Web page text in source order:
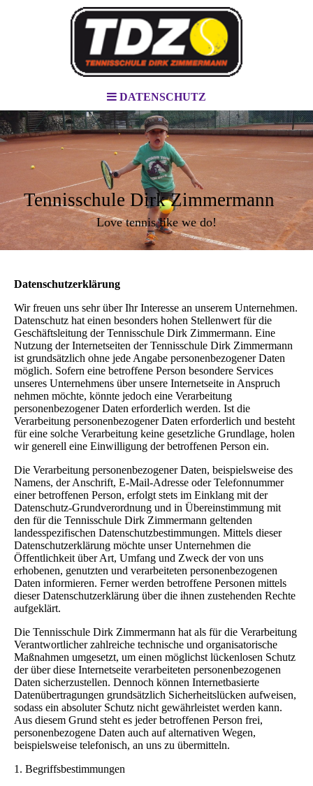
DATENSCHUTZ
Tennisschule Dirk Zimmermann
Love tennis like we do!
Datenschutzerklärung
Wir freuen uns sehr über Ihr Interesse an unserem Unternehmen.
Datenschutz hat einen besonders hohen Stellenwert für die
Geschäftsleitung der Tennisschule Dirk Zimmermann. Eine
Nutzung der Internetseiten der Tennisschule Dirk Zimmermann
ist grundsätzlich ohne jede Angabe personenbezogener Daten
möglich. Sofern eine betroffene Person besondere Services
unseres Unternehmens über unsere Internetseite in Anspruch
nehmen möchte, könnte jedoch eine Verarbeitung
personenbezogener Daten erforderlich werden. Ist die
Verarbeitung personenbezogener Daten erforderlich und besteht
für eine solche Verarbeitung keine gesetzliche Grundlage, holen
wir generell eine Einwilligung der betroffenen Person ein.
Die Verarbeitung personenbezogener Daten, beispielsweise des
Namens, der Anschrift, E-Mail-Adresse oder Telefonnummer
einer betroffenen Person, erfolgt stets im Einklang mit der
Datenschutz-Grundverordnung und in Übereinstimmung mit
den für die Tennisschule Dirk Zimmermann geltenden
landesspezifischen Datenschutzbestimmungen. Mittels dieser
Datenschutzerklärung möchte unser Unternehmen die
Öffentlichkeit über Art, Umfang und Zweck der von uns
erhobenen, genutzten und verarbeiteten personenbezogenen
Daten informieren. Ferner werden betroffene Personen mittels
dieser Datenschutzerklärung über die ihnen zustehenden Rechte
aufgeklärt.
Die Tennisschule Dirk Zimmermann hat als für die Verarbeitung
Verantwortlicher zahlreiche technische und organisatorische
Maßnahmen umgesetzt, um einen möglichst lückenlosen Schutz
der über diese Internetseite verarbeiteten personenbezogenen
Daten sicherzustellen. Dennoch können Internetbasierte
Datenübertragungen grundsätzlich Sicherheitslücken aufweisen,
sodass ein absoluter Schutz nicht gewährleistet werden kann.
Aus diesem Grund steht es jeder betroffenen Person frei,
personenbezogene Daten auch auf alternativen Wegen,
beispielsweise telefonisch, an uns zu übermitteln.
1. Begriffsbestimmungen